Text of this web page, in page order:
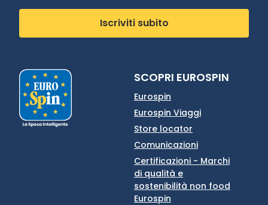
Iscriviti subito
SCOPRI EUROSPIN
Eurospin
Eurospin Viaggi
Store locator
Comunicazioni
Certificazioni - Marchi
di qualità e
sostenibilità non food
Eurospin